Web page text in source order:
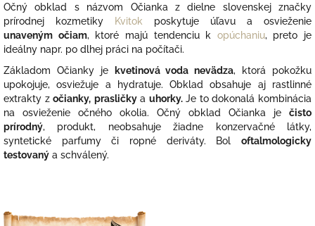
Očný obklad s názvom Očianka z dielne slovenskej značky
prírodnej kozmetiky Kvitok poskytuje úľavu a osvieženie
unaveným očiam, ktoré majú tendenciu k opúchaniu, preto je
ideálny napr. po dlhej práci na počítači.
Základom Očianky je
kvetinová voda nevädza, ktorá pokožku
upokojuje, osviežuje a hydratuje. Obklad obsahuje aj rastlinné
extrakty zočianky, prasličkya uhorky.Je to dokonalá kombinácia
na osvieženie očného okolia. Očný obklad Očianka je čisto
prírodný, produkt, neobsahuje žiadne konzervačné látky,
syntetické parfumy či ropné deriváty. Bol oftalmologicky
testovaný a schválený.